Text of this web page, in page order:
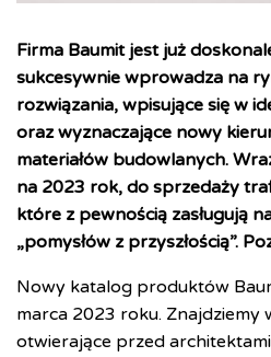
Firma Baumit jest już
sukcesywnie wprowadza na
rozwiązania, wpisujące się w
oraz wyznaczające nowy
materiałów budowlanych.
na 2023 rok, do sprzedaży
które z pewnością zasługują
„pomysłów z przyszłością”.
Nowy katalog produktów
marca 2023 roku. Znajdziemy
otwierające przed